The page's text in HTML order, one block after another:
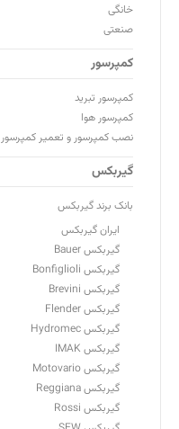
خانگی
صنعتی
کمپرسور
کمپرسور تبرید
کمپرسور هوا
نصب کمپرسور و تعمیر کمپرسور
گیربکس
بانک برند گیربکس
ایران گیربکس
گیربکس Bauer
گیربکس Bonfiglioli
گیربکس Brevini
گیربکس Flender
گیربکس Hydromec
گیربکس IMAK
گیربکس Motovario
گیربکس Reggiana
گیربکس Rossi